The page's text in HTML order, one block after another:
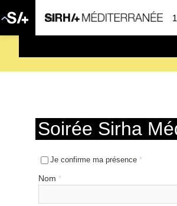
Soirée Sirha
Je confirme ma présence *
Nom *